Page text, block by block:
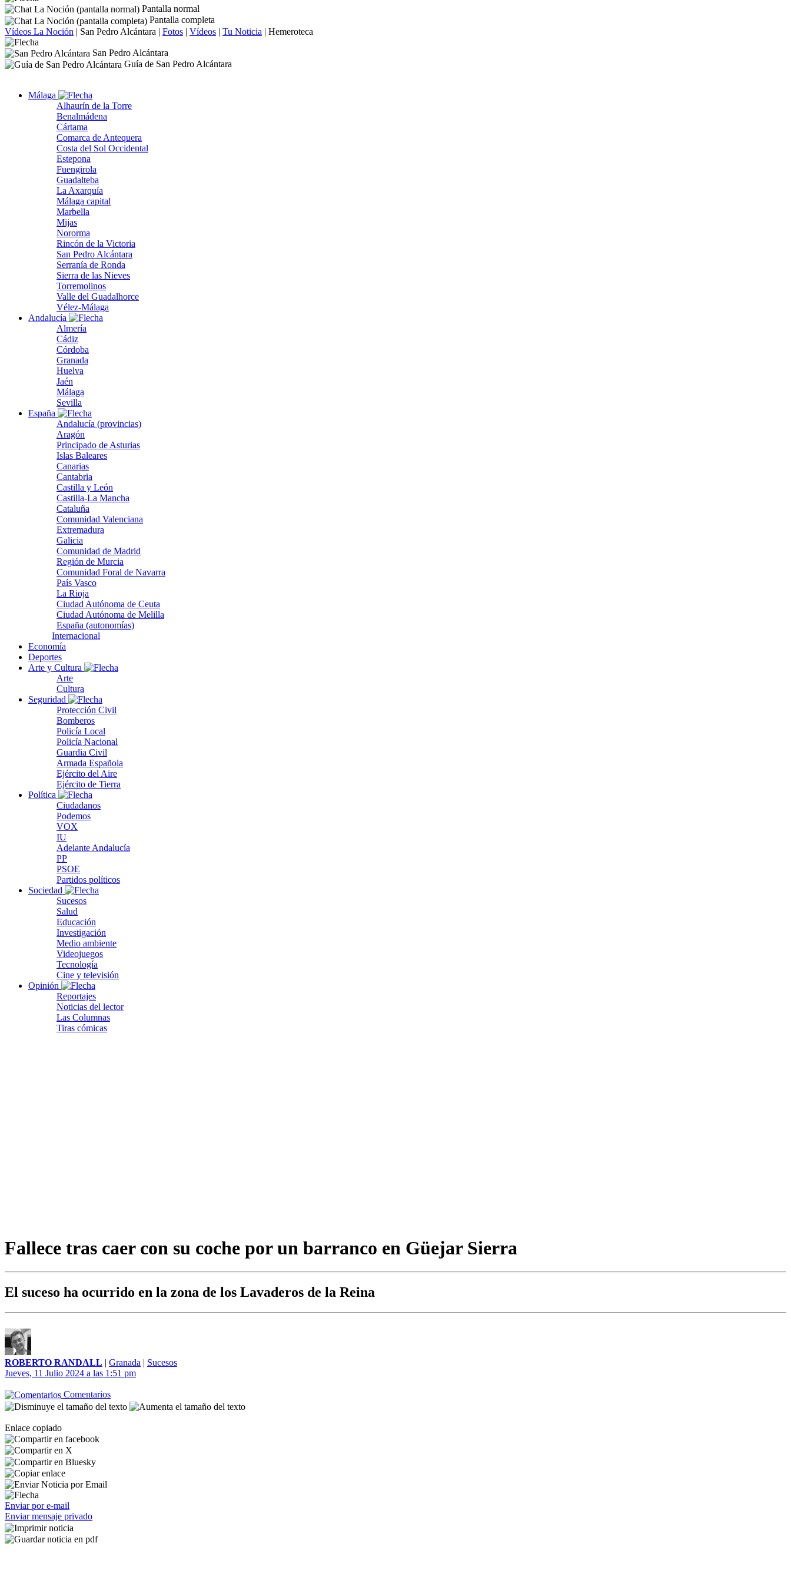
Pantalla normal
Pantalla completa
Vídeos La Noción | San Pedro Alcántara | Fotos | Vídeos | Tu Noticia | Hemeroteca
San Pedro Alcántara
Guía de San Pedro Alcántara
Málaga
Alhaurín de la Torre
Benalmádena
Cártama
Comarca de Antequera
Costa del Sol Occidental
Estepona
Fuengirola
Guadalteba
La Axarquía
Málaga capital
Marbella
Mijas
Nororma
Rincón de la Victoria
San Pedro Alcántara
Serranía de Ronda
Sierra de las Nieves
Torremolinos
Valle del Guadalhorce
Vélez-Málaga
Andalucía
Almería
Cádiz
Córdoba
Granada
Huelva
Jaén
Málaga
Sevilla
España
Andalucía (provincias)
Aragón
Principado de Asturias
Islas Baleares
Canarias
Cantabria
Castilla y León
Castilla-La Mancha
Cataluña
Comunidad Valenciana
Extremadura
Galicia
Comunidad de Madrid
Región de Murcia
Comunidad Foral de Navarra
País Vasco
La Rioja
Ciudad Autónoma de Ceuta
Ciudad Autónoma de Melilla
España (autonomías)
Internacional
Economía
Deportes
Arte y Cultura
Arte
Cultura
Seguridad
Protección Civil
Bomberos
Policía Local
Policía Nacional
Guardia Civil
Armada Española
Ejército del Aire
Ejército de Tierra
Política
Ciudadanos
Podemos
VOX
IU
Adelante Andalucía
PP
PSOE
Partidos políticos
Sociedad
Sucesos
Salud
Educación
Investigación
Medio ambiente
Videojuegos
Tecnología
Cine y televisión
Opinión
Reportajes
Noticias del lector
Las Columnas
Tiras cómicas
Fallece tras caer con su coche por un barranco en Güejar Sierra
El suceso ha ocurrido en la zona de los Lavaderos de la Reina
ROBERTO RANDALL | Granada | Sucesos
Jueves, 11 Julio 2024 a las 1:51 pm
Comentarios
Enlace copiado
Enviar por e-mail
Enviar mensaje privado